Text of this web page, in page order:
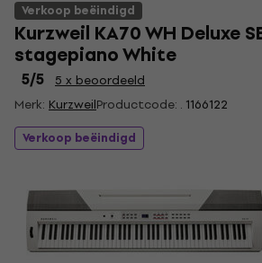
Verkoop beëindigd
Kurzweil KA70 WH Deluxe
stagepiano White
5/5
5 x beoordeeld
Merk: KurzweilProductcode: . 1166122
Verkoop beëindigd